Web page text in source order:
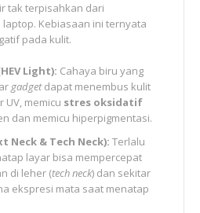
tak terpisahkan dari
laptop. Kebiasaan ini ternyata
pada kulit.
Light): Cahaya biru yang
gadgetdapat menembus kulit
memicu stres oksidatif
dan memicu hiperpigmentasi.
Neck & Tech Neck): Terlalu
layar bisa mempercepat
di leher (tech neck) dan sekitar
ekspresi mata saat menatap